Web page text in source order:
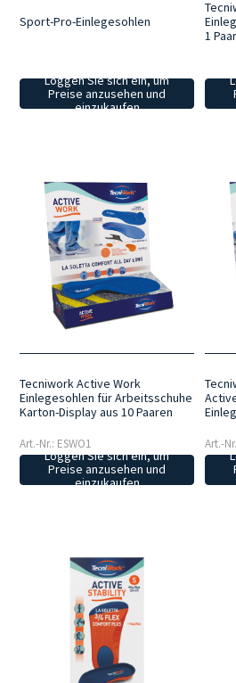
Sport-Pro-Einlegesohlen
Loggen Sie sich ein, um
Preise anzusehen und
einzukaufen
1 Paar
Tecniwork Active Work
Einlegesohlen für Arbeitsschuhe
Karton-Display aus 10 Paaren
Art.-Nr.: ESWO1
Loggen Sie sich ein, um
Preise anzusehen und
einzukaufen
Art.-